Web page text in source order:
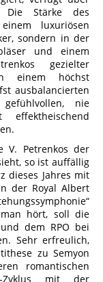
Die Stärke des
luxuriösen
sondern in der
und einem
gezielter
einem höchst
ausbalancierten
nie
V. Petrenkos der
so ist auffällig
dieses Jahres mit
der Royal Albert
hört, soll die
dem RPO bei
Sehr erfreulich,
zu Semyon
romantischen
Zyklus mit der